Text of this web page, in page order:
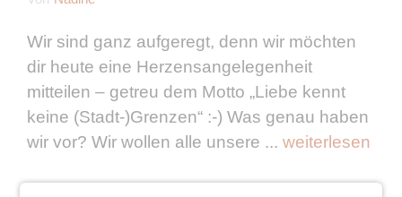
Wir sind ganz aufgeregt, denn wir möchten
dir heute eine Herzensangelegenheit
mitteilen – getreu dem Motto „Liebe kennt
keine (Stadt-)Grenzen“ :-) Was genau haben
wir vor? Wir wollen alle unsere ... weiterlesen